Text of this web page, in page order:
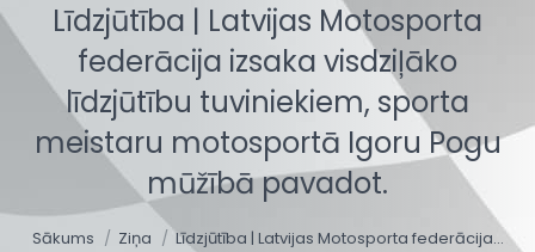
Līdzjūtība | Latvijas Motosporta
federācija izsaka visdziļāko
līdzjūtību tuviniekiem, sporta
meistaru motosportā Igoru Pogu
mūžībā pavadot.
You are here:
Sākums Ziņa Līdzjūtība | Latvijas Motosporta federācija…